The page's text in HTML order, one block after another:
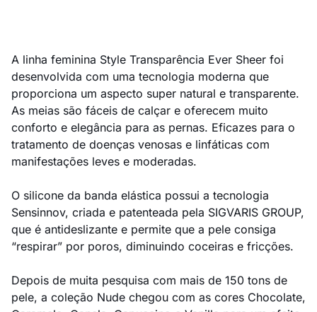
A linha feminina Style Transparência Ever Sheer foi
desenvolvida com uma tecnologia moderna que
proporciona um aspecto super natural e transparente.
As meias são fáceis de calçar e oferecem muito
conforto e elegância para as pernas. Eficazes para o
tratamento de doenças venosas e linfáticas com
manifestações leves e moderadas.
O silicone da banda elástica possui a tecnologia
Sensinnov, criada e patenteada pela SIGVARIS GROUP,
que é antideslizante e permite que a pele consiga
“respirar” por poros, diminuindo coceiras e fricções.
Depois de muita pesquisa com mais de 150 tons de
pele, a coleção Nude chegou com as cores Chocolate,